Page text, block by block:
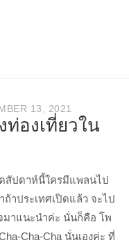
13, 2021
องเที่ยวใน
ปดาห์นี้ใครมีแพลนไป
าประเทศเปิดแล้ว จะไป
าแนะนำค่ะ นั่นก็คือ โพ
Cha-Cha นั่นเองค่ะ ที่